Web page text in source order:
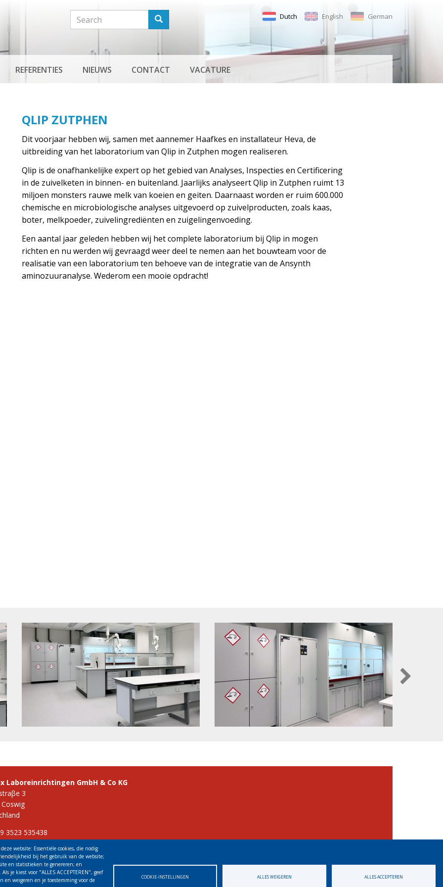
Dutch English German
Search Search
REFERENTIES NIEUWS CONTACT VACATURE
QLIP ZUTPHEN
Dit voorjaar hebben wij, samen met aannemer Haafkes en installateur Heva, de
uitbreiding van het laboratorium van Qlip in Zutphen mogen realiseren.
Qlip is de onafhankelijke expert op het gebied van Analyses, Inspecties en Certificering
in de zuivelketen in binnen- en buitenland. Jaarlijks analyseert Qlip in Zutphen ruimt 13
miljoen monsters rauwe melk van koeien en geiten. Daarnaast worden er ruim 600.000
chemische en microbiologische analyses uitgevoerd op zuivelproducten, zoals kaas,
boter, melkpoeder, zuivelingrediënten en zuigelingenvoeding.
Een aantal jaar geleden hebben wij het complete laboratorium bij Qlip in mogen
richten en nu werden wij gevraagd weer deel te nemen aan het bouwteam voor de
realisatie van een laboratorium ten behoeve van de integratie van de Ansynth
aminozuuranalyse. Wederom een mooie opdracht!
website: Essentiële cookies, die nodig
bij het gebruik van de website;
en statistieken te genereren; en
je kiest voor "ALLES ACCEPTEREN", geef
en weigeren en je toestemming voor de
COOKIE-INSTELLINGEN ALLES WEIGEREN ALLES ACCEPTEREN
Laboreinrichtingen GmbH & Co KG
3
3523 535438